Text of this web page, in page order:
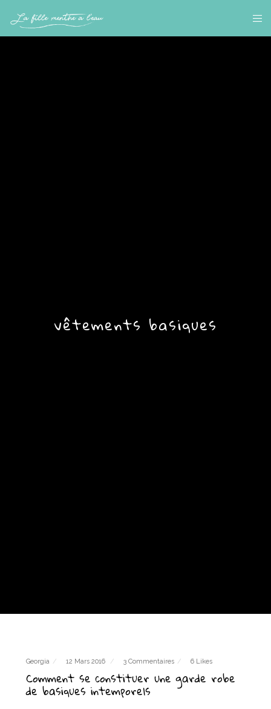
vêtements basiques
Georgia 12 Mars 2016 3 Commentaires 6 Likes
Comment se constituer une garde robe
de basiques intemporels